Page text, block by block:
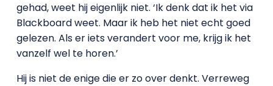
gehad, weet hij eigenlijk niet. ‘Ik denk dat ik het via
Blackboard weet. Maar ik heb het niet echt goed
gelezen. Als er iets verandert voor me, krijg ik het
vanzelf wel te horen.’
Hij is niet de enige die er zo over denkt. Verreweg